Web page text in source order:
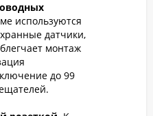
используются
датчики,
монтаж
до 99